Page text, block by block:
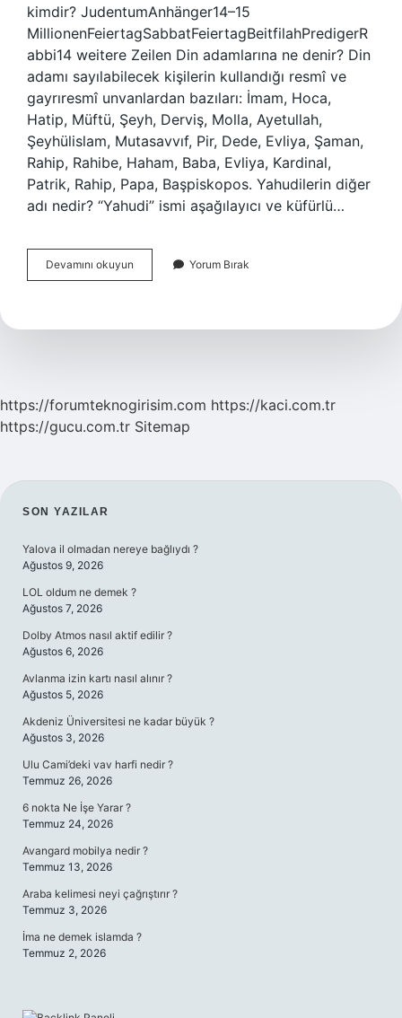
kimdir? JudentumAnhänger14–15
MillionenFeiertagSabbatFeiertagBeitfilahPredigerR
abbi14 weitere Zeilen Din adamlarına ne denir? Din
adamı sayılabilecek kişilerin kullandığı resmî ve
gayrıresmî unvanlardan bazıları: İmam, Hoca,
Hatip, Müftü, Şeyh, Derviş, Molla, Ayetullah,
Şeyhülislam, Mutasavvıf, Pir, Dede, Evliya, Şaman,
Rahip, Rahibe, Haham, Baba, Evliya, Kardinal,
Patrik, Rahip, Papa, Başpiskopos. Yahudilerin diğer
adı nedir? “Yahudi” ismi aşağılayıcı ve küfürlü…
Devamını okuyun Yahudilerin
Din
Ad
Yorum Bırak
https://forumteknogirisim.com https://kaci.com.tr
https://gucu.com.tr Sitemap
SIDEBAR
SON YAZILAR
Yalova il olmadan nereye bağlıydı ?
Ağustos 9, 2026
LOL oldum ne demek ?
Ağustos 7, 2026
Dolby Atmos nasıl aktif edilir ?
Ağustos 6, 2026
Avlanma izin kartı nasıl alınır ?
Ağustos 5, 2026
Akdeniz Üniversitesi ne kadar büyük ?
Ağustos 3, 2026
Ulu Cami’deki vav harfi nedir ?
Temmuz 26, 2026
6 nokta Ne İşe Yarar ?
Temmuz 24, 2026
Avangard mobilya nedir ?
Temmuz 13, 2026
Araba kelimesi neyi çağrıştırır ?
Temmuz 3, 2026
İma ne demek islamda ?
Temmuz 2, 2026